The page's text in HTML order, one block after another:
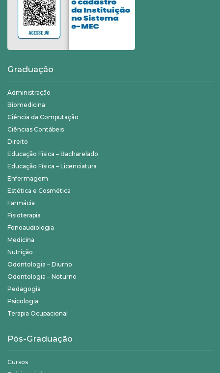
Graduação
Administração
Biomedicina
Ciência da Computação
Ciências Contábeis
Direito
Educação Física – Bacharelado
Educação Física – Licenciatura
Enfermagem
Estética e Cosmética
Farmácia
Fisioterapia
Fonoaudiologia
Medicina
Nutrição
Odontologia – Diurno
Odontologia – Noturno
Pedagogia
Psicologia
Terapia Ocupacional
Pós-Graduação
Cursos